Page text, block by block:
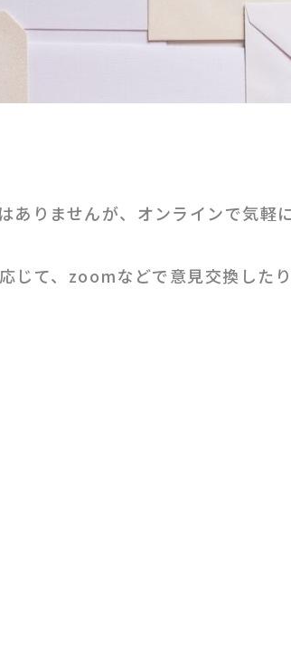
りませんが、オンラインで気軽
て、zoomなどで意見交換した